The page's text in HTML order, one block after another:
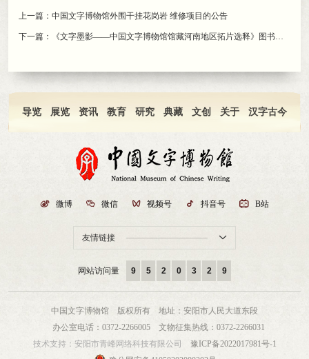
上一篇： 中国文字博物馆外围干挂花岗岩 维修项目的公告
下一篇： 《文字墨影——中国文字博物馆馆藏河南地区拓片选释》图书出版印刷项目（三次）流标公告
导览 展览 资讯 教育 研究 典藏 文创 关于 汉字古今
友情链接 
 微博  微信  视频号  抖音号  B站
网站访问量 9 5 2 0 3 2 9
中国文字博物馆 版权所有 地址：安阳市人民大道东段
办公室电话：0372-2266005 文物征集热线：0372-2266031
技术支持： 安阳市青峰网络科技有限公司
豫ICP备2022017981号-1